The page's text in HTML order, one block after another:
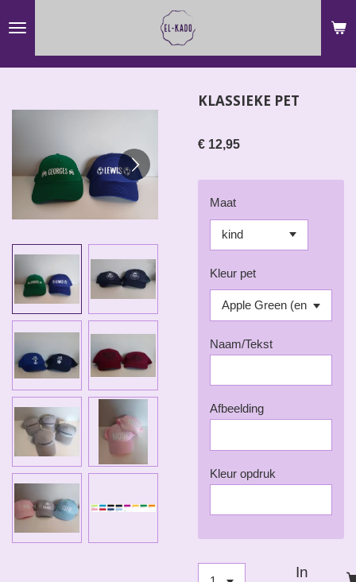
KLASSIEKE PET
€ 12,95
Maat
Kleur pet
Naam/Tekst
Afbeelding
Kleur opdruk
In